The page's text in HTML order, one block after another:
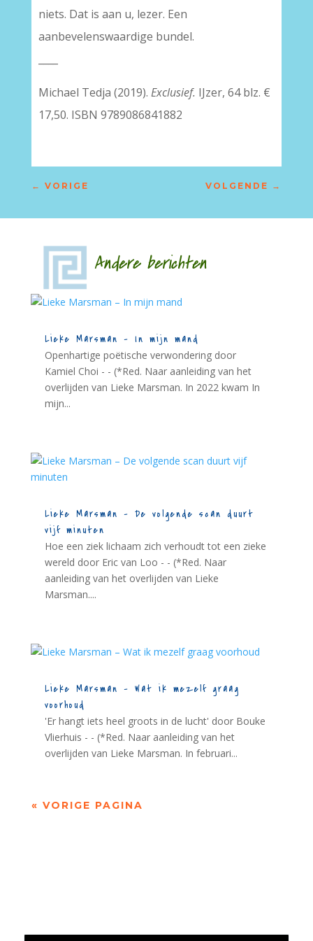
niets. Dat is aan u, lezer. Een
aanbevelenswaardige bundel.
Michael Tedja (2019). Exclusief. IJzer, 64 blz. €
17,50. ISBN 9789086841882
← VORIGE VOLGENDE →
Andere berichten
Lieke Marsman – In mijn mand
Openhartige poëtische verwondering door
Kamiel Choi - - (*Red. Naar aanleiding van het
overlijden van Lieke Marsman. In 2022 kwam In
mijn...
Lieke Marsman – De volgende scan duurt
vijf minuten
Hoe een ziek lichaam zich verhoudt tot een zieke
wereld door Eric van Loo - - (*Red. Naar
aanleiding van het overlijden van Lieke
Marsman....
Lieke Marsman – Wat ik mezelf graag
voorhoud
'Er hangt iets heel groots in de lucht' door Bouke
Vlierhuis - - (*Red. Naar aanleiding van het
overlijden van Lieke Marsman. In februari...
« VORIGE PAGINA